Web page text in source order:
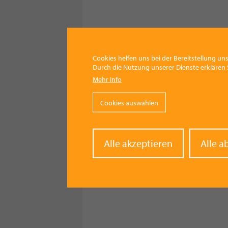
Cookies helfen uns bei der Bereitstellung
Durch die Nutzung unserer Dienste
Mehr Info
Cookies auswählen
Alle akzeptieren Alle